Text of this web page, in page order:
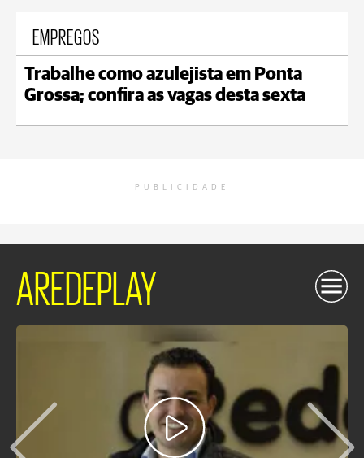
EMPREGOS
Trabalhe como azulejista em Ponta
Grossa; confira as vagas desta sexta
PUBLICIDADE
AREDEPLAY